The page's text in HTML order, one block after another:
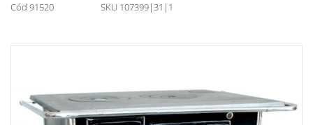
Cód 91520 SKU 107399|31|1